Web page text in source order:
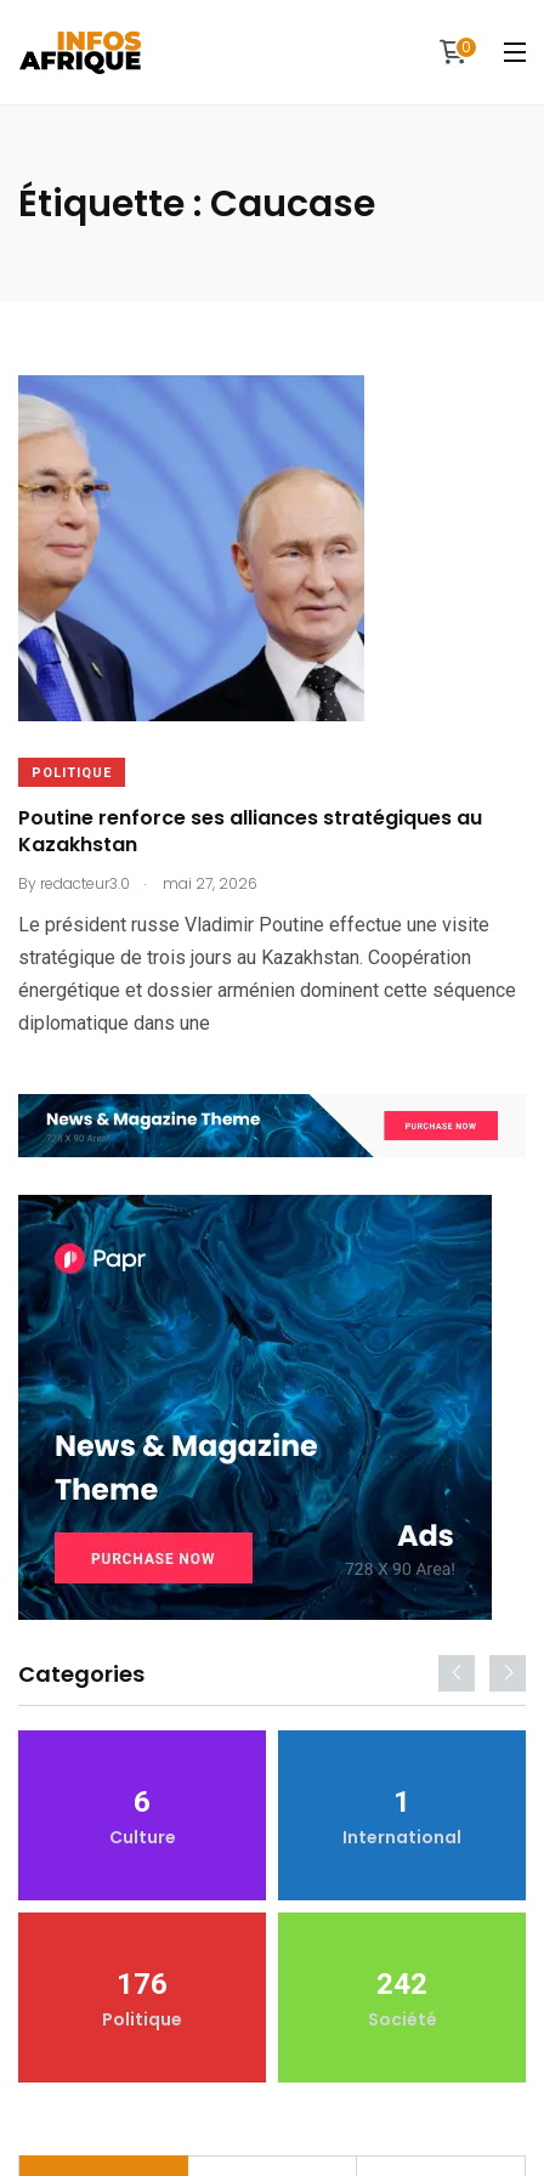
0
Étiquette : Caucase
POLITIQUE
Poutine renforce ses alliances stratégiques au
Kazakhstan
By redacteur3.0 . mai 27, 2026
Le président russe Vladimir Poutine effectue une visite
stratégique de trois jours au Kazakhstan. Coopération
énergétique et dossier arménien dominent cette séquence
diplomatique dans une
Categories
6
Culture
1
International
176
Politique
242
Société